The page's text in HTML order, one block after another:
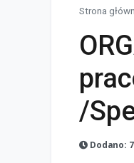
Strona
/
Dodano: